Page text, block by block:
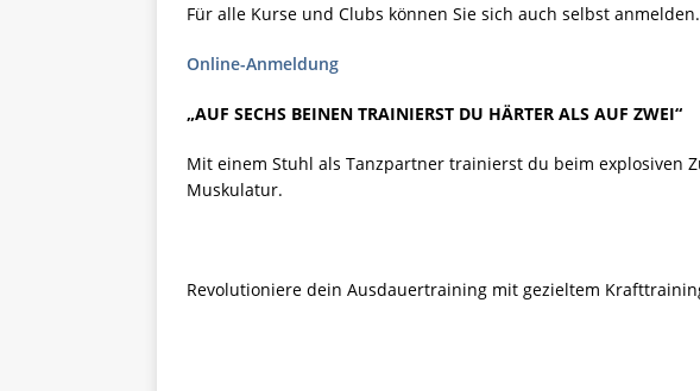
Für alle Kurse und Clubs können Sie sich auch selbst
Online-Anmeldung
„AUF SECHS BEINEN TRAINIERST DU HÄRTER ALS AUF ZWEI“
Mit einem Stuhl als Tanzpartner trainierst du beim explosiven
Muskulatur.
Revolutioniere dein Ausdauertraining mit gezieltem